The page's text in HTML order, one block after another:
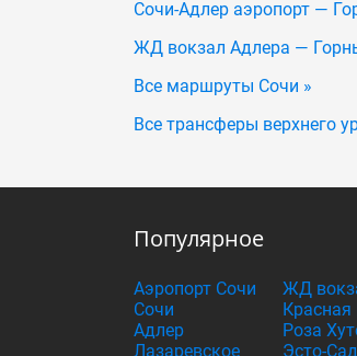
Сочи-Адлер аэропорт —
ЖД вокзал Адлера —
Все маршруты Сочи »
Все трансферы верхнего
Популярное
Аэропорт Сочи
Сочи
Адлер
Лазаревское
ЖД
Красная
Роза
Эсто-